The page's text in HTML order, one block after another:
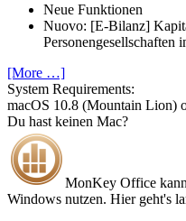
Neue Funktionen
Nuovo: [E-Bilanz]
Personengesellschaften
[More …]
System Require­ments:
macOS 10.8 (Mountain Lion)
Du hast keinen Mac?
MonKey Office
Windows nutzen. Hier geht's